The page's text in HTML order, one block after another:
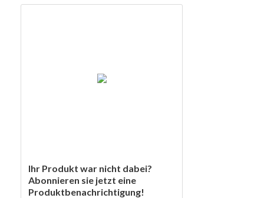
Ihr Produkt war nicht dabei?
Abonnieren sie jetzt eine
Produktbenachrichtigung!